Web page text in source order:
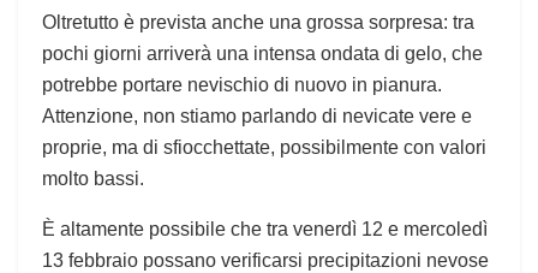
Oltretutto è prevista anche una grossa sorpresa: tra
pochi giorni arriverà una intensa ondata di gelo, che
potrebbe portare nevischio di nuovo in pianura.
Attenzione, non stiamo parlando di nevicate vere e
proprie, ma di sfiocchettate, possibilmente con valori
molto bassi.
È altamente possibile che tra venerdì 12 e mercoledì
13 febbraio possano verificarsi precipitazioni nevose